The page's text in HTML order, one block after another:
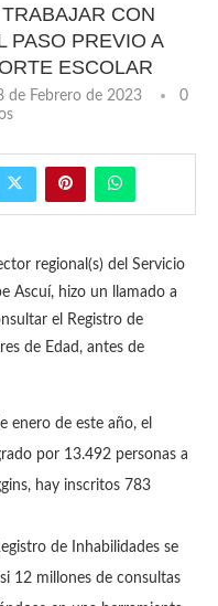
CON
PASO PREVIO A
ESCOLAR
de Febrero de 2023
0
regional(s) del Servicio
Ascuí, hizo un llamado a
el Registro de
de Edad, antes de
enero de este año, el
por 13.492 personas a
hay inscritos 783
de Inhabilidades se
12 millones de consultas